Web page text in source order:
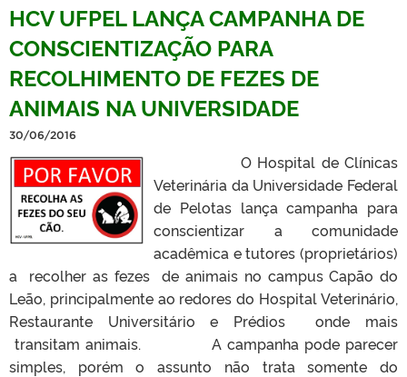
TELEFONES
HCV UFPEL LANÇA CAMPANHA DE
CONSCIENTIZAÇÃO PARA
RECOLHIMENTO DE FEZES DE
ANIMAIS NA UNIVERSIDADE
30/06/2016
O Hospital de Clínicas
Veterinária da Universidade Federal
de Pelotas lança campanha para
conscientizar a comunidade
acadêmica e tutores (proprietários)
a recolher as fezes de animais no campus Capão do
Leão, principalmente ao redores do Hospital Veterinário,
Restaurante Universitário e Prédios onde mais
transitam animais. A campanha pode parecer
simples, porém o assunto não trata somente do